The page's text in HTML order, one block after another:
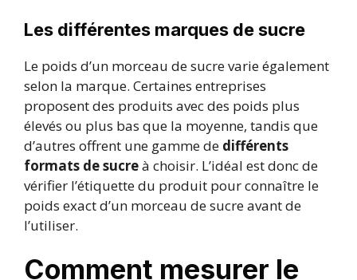
Les différentes marques de sucre
Le poids d’un morceau de sucre varie également
selon la marque. Certaines entreprises
proposent des produits avec des poids plus
élevés ou plus bas que la moyenne, tandis que
d’autres offrent une gamme de différents
formats de sucreà choisir. L’idéal est donc de
vérifier l’étiquette du produit pour connaître le
poids exact d’un morceau de sucre avant de
l’utiliser.
Comment mesurer le